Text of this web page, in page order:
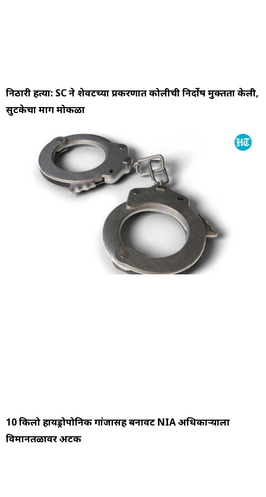
निठारी हत्या: SC ने शेवटच्या प्रकरणात कोलीची निर्दोष मुक्तता केली,
सुटकेचा मार्ग मोकळा
10 किलो हायड्रोपोनिक गांजासह बनावट NIA अधिकाऱ्याला
विमानतळावर अटक